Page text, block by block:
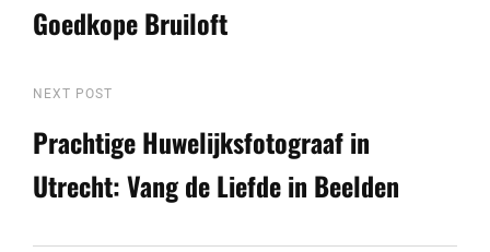
Goedkope Bruiloft
Next
Post
NEXT POST
Prachtige Huwelijksfotograaf in
Utrecht: Vang de Liefde in Beelden